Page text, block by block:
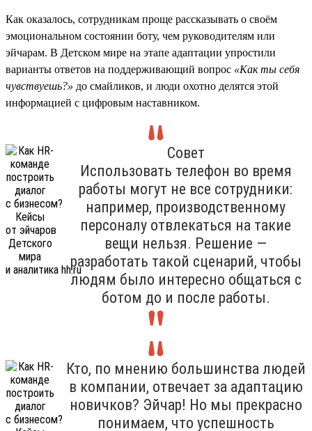
Как оказалось, сотрудникам проще рассказывать о своём
эмоциональном состоянии боту, чем руководителям или
эйчарам. В Детском мире на этапе адаптации упростили
варианты ответов на поддерживающий вопрос «Как ты себя
чувствуешь?» до смайликов, и люди охотно делятся этой
информацией с цифровым наставником.
Совет
Использовать телефон во время
работы могут не все сотрудники:
например, производственному
персоналу отвлекаться на такие
вещи нельзя. Решение —
разработать такой сценарий, чтобы
людям было интересно общаться с
ботом до и после работы.
Кто, по мнению большинства людей
в компании, отвечает за адаптацию
новичков? Эйчар! Но мы прекрасно
понимаем, что успешность